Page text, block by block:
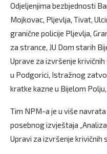
Odjeljenjima bezbjednosti
Mojkovac, Pljevlja, Tivat,
granične policije Pljevlja,
za strance, JU Dom starih
Uprave za izvršenje
u Podgorici, Istražnog
kratke kazne u Bijelom
Tim NPM-a je u više
posebnog izvještaja
Upravi za izvršenje krivičnih